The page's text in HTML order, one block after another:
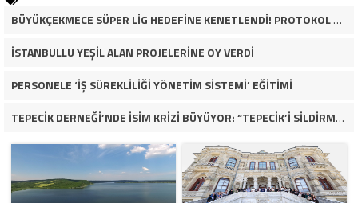
BÜYÜKÇEKMECE SÜPER LİG HEDEFİNE KENETLENDİ! PROTOKOL VE İŞ DÜNYASINDAN BASKETBOL TAKIMINA TAM DESTEK…
İSTANBULLU YEŞİL ALAN PROJELERİNE OY VERDİ
PERSONELE ‘İŞ SÜREKLİLİĞİ YÖNETİM SİSTEMİ’ EĞİTİMİ
TEPECİK DERNEĞİ’NDE İSİM KRİZİ BÜYÜYOR: “TEPECİK’İ SİLDİRMEYECEĞİZ”